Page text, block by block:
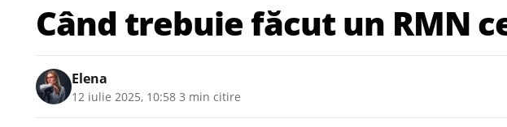
Când trebuie făcut un RMN
Elena
12 iulie 2025, 10:58 3 min citire